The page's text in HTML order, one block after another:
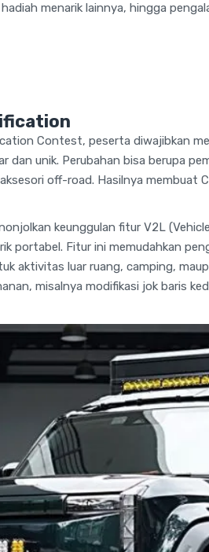
menarik lainnya, hingga
Contest, peserta diwajibkan
dan unik. Perubahan bisa berupa
off-road. Hasilnya membuat
keunggulan fitur V2L
portabel. Fitur ini memudahkan
aktivitas luar ruang, camping,
misalnya modifikasi jok baris